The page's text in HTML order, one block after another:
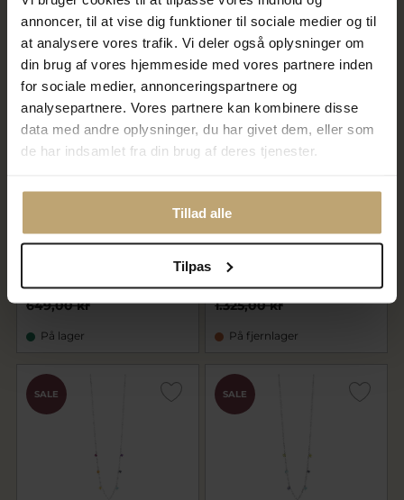
annoncer, til at vise dig funktioner til sociale medier og til
at analysere vores trafik. Vi deler også oplysninger om
din brug af vores hjemmeside med vores partnere inden
for sociale medier, annonceringspartnere og
analysepartnere. Vores partnere kan kombinere disse
data med andre oplysninger, du har givet dem, eller som
de har indsamlet fra din brug af deres tjenester.
Tillad alle
Tilpas
På lager På lager
Susanne Friis Bjørner
649,00 kr
519,20 kr
På lager
Susanne Friis Bjørner
ferskvandsperler
1.325,00 kr
1.060,00 kr
På fjernlager
SALE SALE